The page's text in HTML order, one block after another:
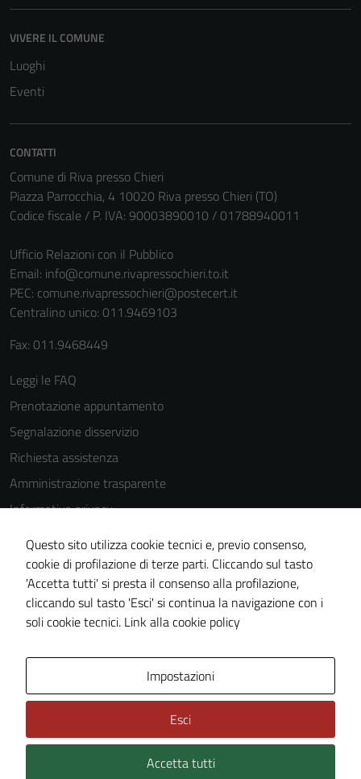
VIVERE IL COMUNE
Luoghi
Eventi
CONTATTI
Comune di Riva presso Chieri
Piazza Parrocchia, 4 10020 Riva presso Chieri (TO)
Codice fiscale / P. IVA: 90003890010 / 01788940011
Ufficio Relazioni con il Pubblico
Email: info@comune.rivapressochieri.to.it
PEC: comune.rivapressochieri@postecert.it
Centralino unico: 011.9469103
Fax: 011.9468449
Leggi le FAQ
Prenotazione appuntamento
Segnalazione disservizio
Richiesta assistenza
Amministrazione trasparente
Informativa privacy
Cookie Policy
Note legali
Dichiarazione di accessibilità
Piano di miglioramento del sito
Technical Design s.r.l.
Questo sito utilizza cookie tecnici e, previo consenso,
cookie di profilazione di terze parti. Cliccando sul tasto
'Accetta tutti' si presta il consenso alla profilazione,
cliccando sul tasto 'Esci' si continua la navigazione con i
soli cookie tecnici. Link alla cookie policy
Impostazioni
Esci
Accetta tutti
sono necessari
possono
essere
non raccolgono
informazioni